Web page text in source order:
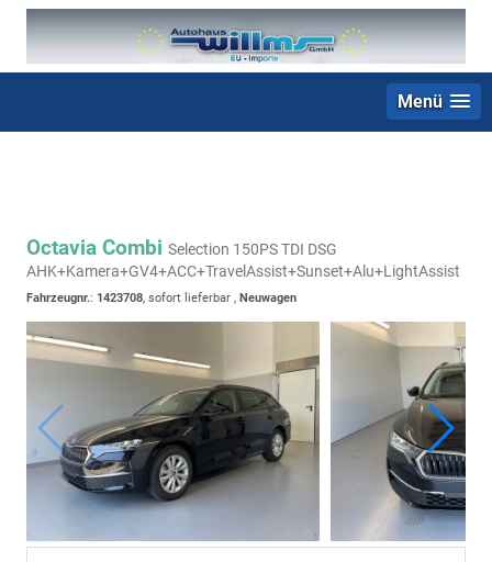
Menü
Octavia Combi Selection 150PS TDI DSG
AHK+Kamera+GV4+ACC+TravelAssist+Sunset+Alu+LightAssist
Fahrzeugnr.: 1423708, sofort lieferbar , Neuwagen